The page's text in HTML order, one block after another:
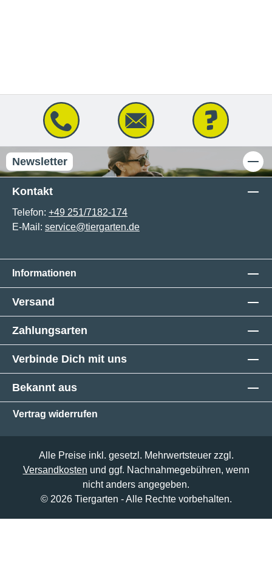
Newsletter
Kontakt
Telefon: +49 251/7182-174
E-Mail: service@tiergarten.de
Informationen
Versand
Zahlungsarten
Verbinde Dich mit uns
Bekannt aus
Vertrag widerrufen
Alle Preise inkl. gesetzl. Mehrwertsteuer zzgl.
Versandkosten und ggf. Nachnahmegebühren, wenn
nicht anders angegeben.
© 2026 Tiergarten - Alle Rechte vorbehalten.